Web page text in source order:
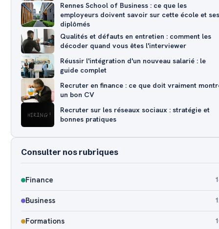
Rennes School of Business : ce que les
employeurs doivent savoir sur cette école et ses
diplômés
Qualités et défauts en entretien : comment les
décoder quand vous êtes l'interviewer
Réussir l'intégration d'un nouveau salarié : le
guide complet
Recruter en finance : ce que doit vraiment
un bon CV
Recruter sur les réseaux sociaux : stratégie et
bonnes pratiques
Consulter nos rubriques
Finance
Business
Formations